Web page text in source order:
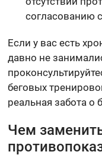
согласованию
Если у вас есть
давно не
беговых
реальная забота о
Чем